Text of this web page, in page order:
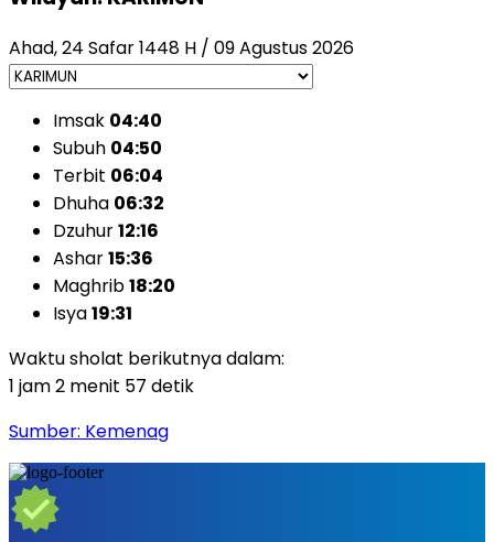
Ahad, 24 Safar 1448 H / 09 Agustus 2026
Imsak 04:40
Subuh 04:50
Terbit 06:04
Dhuha 06:32
Dzuhur12:16
Ashar15:36
Maghrib18:20
Isya19:31
Waktu sholat berikutnya dalam:
1 jam 2 menit 55 detik
Sumber: Kemenag